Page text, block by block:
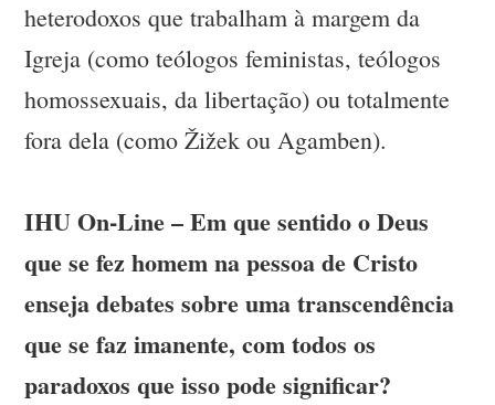
heterodoxos que trabalham à margem da
Igreja (como teólogos feministas, teólogos
homossexuais, da libertação) ou totalmente
fora dela (como Žižek ou Agamben).
IHU On-Line – Em que sentido o Deus
que se fez homem na pessoa de Cristo
enseja debates sobre uma transcendência
que se faz imanente, com todos os
paradoxos que isso pode significar?